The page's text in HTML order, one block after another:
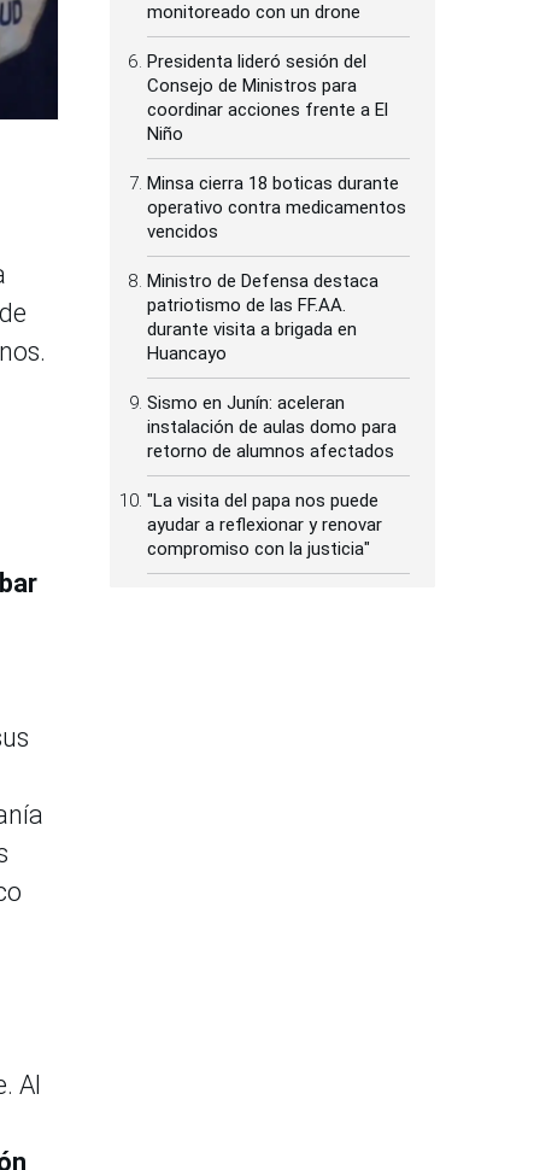
Al
monitoreado con un drone
Presidenta lideró sesión del
Consejo de Ministros para
coordinar acciones frente a El
Niño
Minsa cierra 18 boticas durante
operativo contra medicamentos
vencidos
Ministro de Defensa destaca
patriotismo de las FF.AA.
durante visita a brigada en
Huancayo
Sismo en Junín: aceleran
instalación de aulas domo para
retorno de alumnos afectados
"La visita del papa nos puede
ayudar a reflexionar y renovar
compromiso con la justicia"